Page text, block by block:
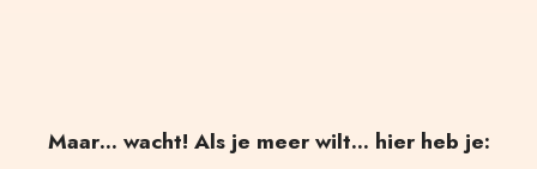
Maar… wacht! Als je meer wilt… hier heb je: